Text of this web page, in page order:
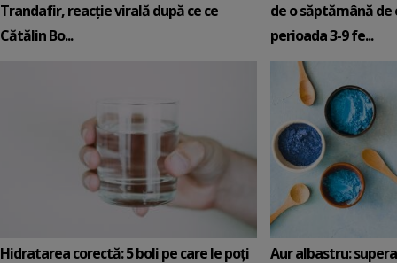
Trandafir, reacție virală după ce ce
Cătălin Bo...
de o săptămână de
perioada 3-9 fe...
Hidratarea corectă: 5 boli pe care le poți
Aur albastru: